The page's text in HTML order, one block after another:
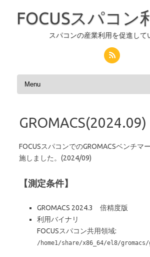
FOCUSスパコン
スパコンの産業利用を促進して
コンテンツへスキップ
GROMACS(2024.09)
FOCUSスパコンでのGROMACSベンチマ
施しました。(2024/09)
【測定条件】
GROMACS 2024.3 倍精度版
利用バイナリ
FOCUSスパコン共用領域:
/home1/share/x86_64/el8/